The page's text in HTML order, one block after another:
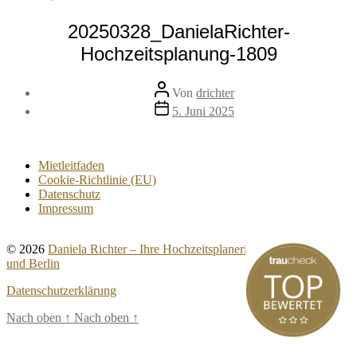
20250328_DanielaRichter-
Hochzeitsplanung-1809
Beitragsautor
Von drichter
Veröffentlichungsdatum
5. Juni 2025
Mietleitfaden
Cookie-Richtlinie (EU)
Datenschutz
Impressum
© 2026 Daniela Richter – Ihre Hochzeitsplanerin für Brandenburg
und Berlin
Datenschutzerklärung
Nach oben ↑ Nach oben ↑